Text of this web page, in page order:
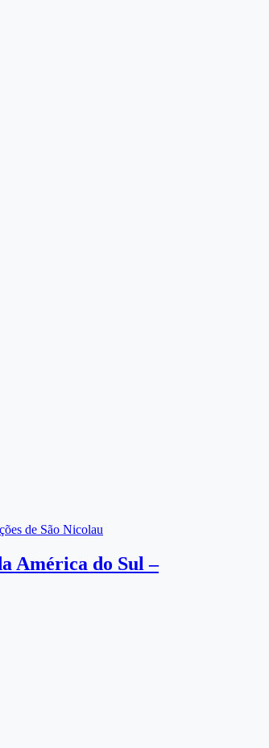
de São Nicolau
América do Sul –